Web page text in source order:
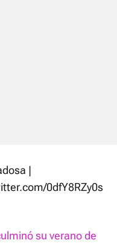
|
0dfY8RZy0s
su verano de